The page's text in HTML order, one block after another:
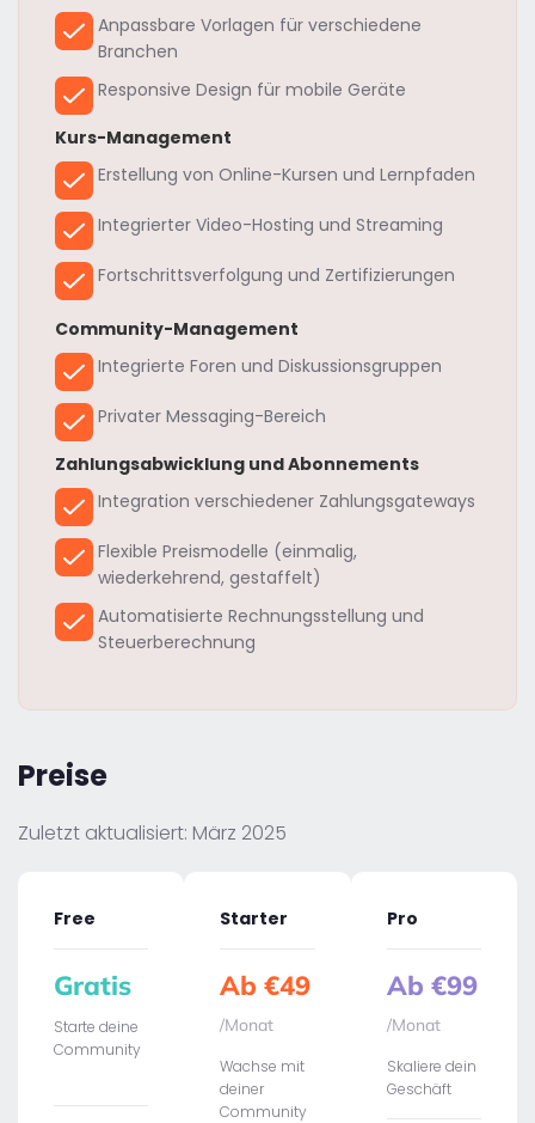
Anpassbare Vorlagen für verschiedene
Branchen
Responsive Design für mobile Geräte
Kurs-Management
Erstellung von Online-Kursen und Lernpfaden
Integrierter Video-Hosting und Streaming
Fortschrittsverfolgung und Zertifizierungen
Community-Management
Integrierte Foren und Diskussionsgruppen
Privater Messaging-Bereich
Zahlungsabwicklung und Abonnements
Integration verschiedener Zahlungsgateways
Flexible Preismodelle (einmalig,
wiederkehrend, gestaffelt)
Automatisierte Rechnungsstellung und
Steuerberechnung
Preise
Zuletzt aktualisiert: März 2025
Free
Gratis
Starte deine
Community
Starter
Ab €49
/Monat
Wachse mit
deiner
Community
Pro
Ab €99
/Monat
Skaliere dein
Geschäft